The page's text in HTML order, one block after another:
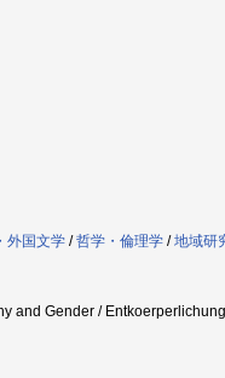
外国文学 /哲学・倫理学 /地域研
Gender /